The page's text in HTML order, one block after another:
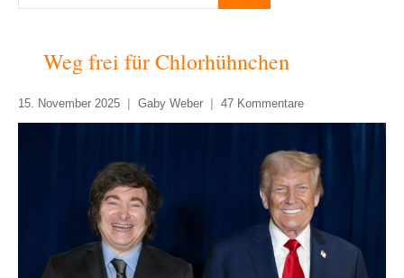
Weg frei für Chlorhühnchen
15. November 2025 Gaby Weber 47 Kommentare